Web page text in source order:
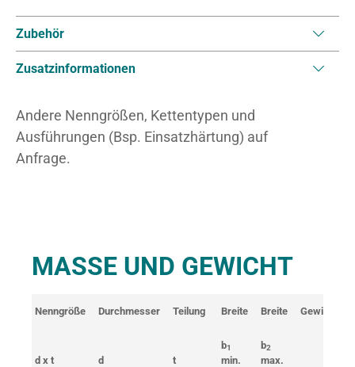
Zubehör
Zusatzinformationen
Andere Nenngrößen, Kettentypen und
Ausführungen (Bsp. Einsatzhärtung) auf
Anfrage.
MASSE UND GEWICHT
Nenngröße Durchmesser Teilung Breite Breite Gewicht
d x t
d
t
b1
min.
b2
max.